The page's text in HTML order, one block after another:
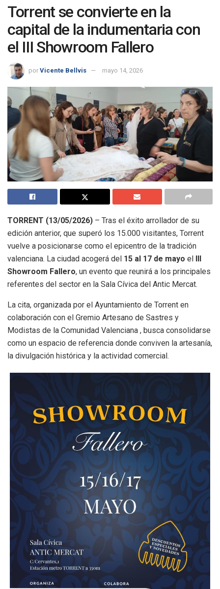
Torrent se convierte en la
capital de la indumentaria con
el III Showroom Fallero
por Vicente Bellvis mayo 14, 2026
TORRENT (13/05/2026) – Tras el éxito arrollador de su
edición anterior, que superó los 15.000 visitantes, Torrent
vuelve a posicionarse como el epicentro de la tradición
valenciana. La ciudad acogerá del 15 al 17 de mayo el III
Showroom Fallero, un evento que reunirá a los principales
referentes del sector en la Sala Cívica del Antic Mercat.
La cita, organizada por el Ayuntamiento de Torrent en
colaboración con el Gremio Artesano de Sastres y
Modistas de la Comunidad Valenciana , busca consolidarse
como un espacio de referencia donde conviven la artesanía,
la divulgación histórica y la actividad comercial.